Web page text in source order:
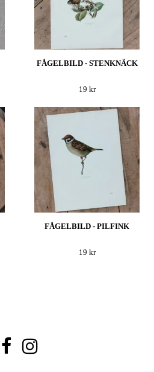
FÅGELBILD - STENKNÄCK
19 kr
FÅGELBILD - PILFINK
19 kr